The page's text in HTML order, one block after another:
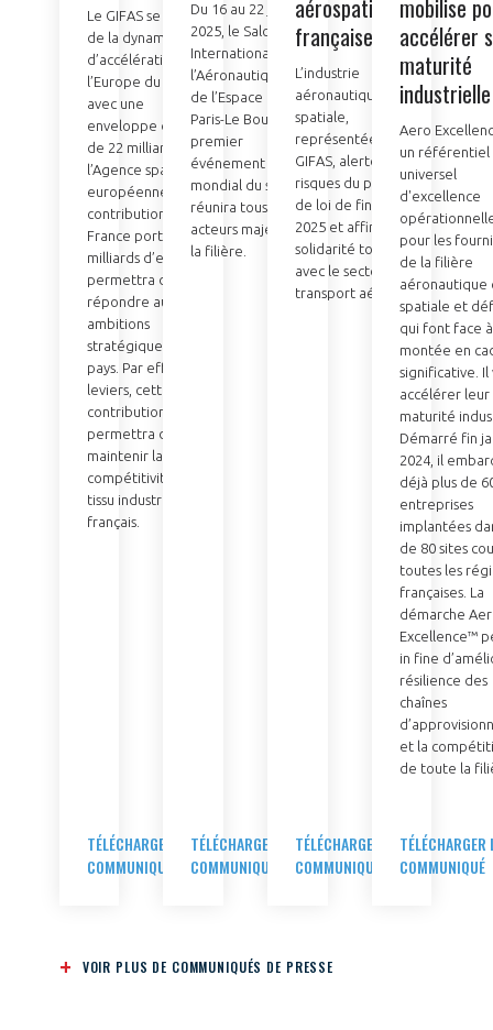
Le GIFAS se félicite
de la dynamique
d’accélération de
l’Europe du spatial,
avec une
enveloppe de plus
de 22 milliards de
l’Agence spatiale
européenne. La
contribution de la
France portée à 3,7
milliards d’euros lui
permettra de
répondre aux
ambitions
stratégiques du
pays. Par effet de
leviers, cette
contribution
permettra de
maintenir la
compétitivité du
tissu industriel
français.
TÉLÉCHARGER LE
COMMUNIQUÉ
Du 16 au 22 juin
2025, le Salon
International de
l’Aéronautique et
de l’Espace de
Paris-Le Bourget,
premier
événement
mondial du secteur,
réunira tous les
acteurs majeurs de
la filière.
TÉLÉCHARGER LE
COMMUNIQUÉ
aérospatiale
française
L’industrie
aéronautique et
spatiale,
représentée par le
GIFAS, alerte sur les
risques du projet
de loi de finances
2025 et affirme sa
solidarité totale
avec le secteur du
transport aérien.
TÉLÉCHARGER LE
COMMUNIQUÉ
mobilise
accélérer
maturité
industrielle
Aero
un référentiel
universel
d'excellence
pour les
de la filière
aéronautique
spatiale et
qui font face
montée en
significative. Il
accélérer leur
maturité
Démarré fin
2024, il
déjà plus de
entreprises
implantées
de 80 sites
toutes les
françaises. La
démarche
Excellence™
in fine
résilience des
chaînes
et la
de toute la
TÉLÉCHARGER
COMMUNIQUÉ
VOIR PLUS DE COMMUNIQUÉS DE PRESSE